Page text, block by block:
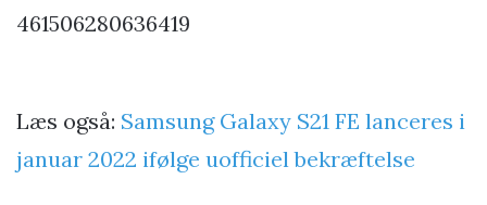
461506280636419
Læs også: Samsung Galaxy S21 FE lanceres i
januar 2022 ifølge uofficiel bekræftelse